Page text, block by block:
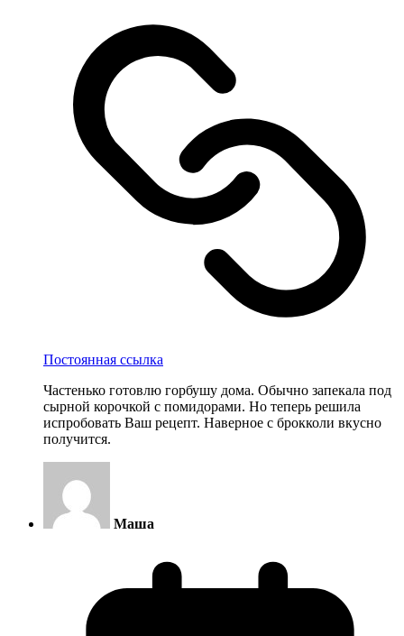
Постоянная ссылка
Частенько готовлю горбушу дома. Обычно запекала под
сырной корочкой с помидорами. Но теперь решила
испробовать Ваш рецепт. Наверное с брокколи вкусно
получится.
Маша